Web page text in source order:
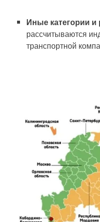
Иные категории
рассчитываются
транспортной